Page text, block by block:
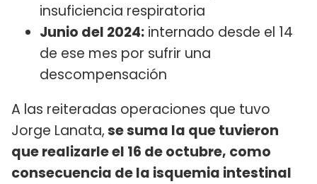
insuficiencia respiratoria
Junio del 2024: internado desde el 14
de ese mes por sufrir una
descompensación
A las reiteradas operaciones que tuvo
Jorge Lanata,se suma la que tuvieron
que realizarle el 16 de octubre, como
consecuencia de la isquemia intestinal